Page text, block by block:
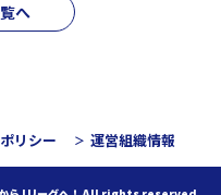
へ
リシー 運営組織情報